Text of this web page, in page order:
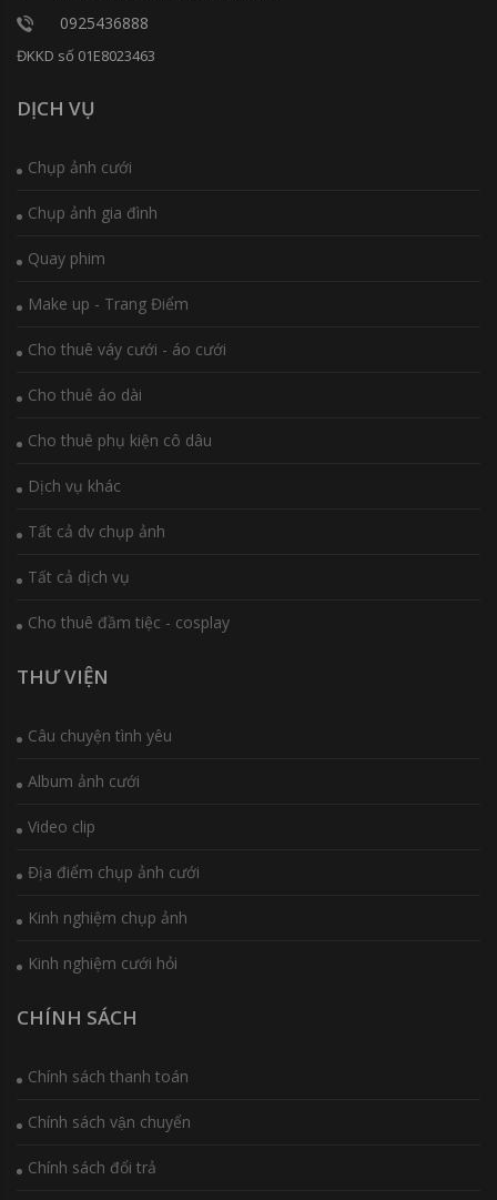
0925436888
ĐKKD số 01E8023463
DỊCH VỤ
Chụp ảnh cưới
Chụp ảnh gia đình
Quay phim
Make up - Trang Điểm
Cho thuê váy cưới - áo cưới
Cho thuê áo dài
Cho thuê phụ kiện cô dâu
Dịch vụ khác
Tất cả dv chụp ảnh
Tất cả dịch vụ
Cho thuê đầm tiệc - cosplay
THƯ VIỆN
Câu chuyện tình yêu
Album ảnh cưới
Video clip
Địa điểm chụp ảnh cưới
Kinh nghiệm chụp ảnh
Kinh nghiệm cưới hỏi
CHÍNH SÁCH
Chính sách thanh toán
Chính sách vận chuyển
Chính sách đổi trả